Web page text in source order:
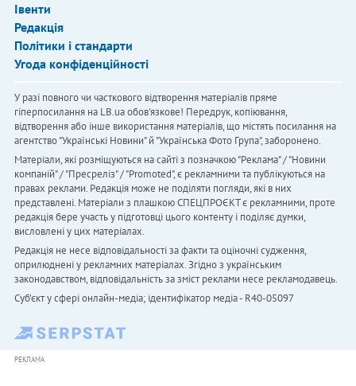
Івенти
Редакція
Політики і стандарти
Угода конфіденційності
У разі повного чи часткового відтворення матеріалів пряме
гіперпосилання на LB.ua обов'язкове! Передрук, копіювання,
відтворення або інше використання матеріалів, що містять посилання на
агентство "Українськi Новини" й "Українська Фото Група", заборонено.
Матеріали, які розміщуються на сайті з позначкою "Реклама" / "Новини
компаній" / "Пресреліз" / "Promoted", є рекламними та публікуються на
правах реклами. Редакція може не поділяти погляди, які в них
представлені. Матеріали з плашкою СПЕЦПРОЄКТ є рекламними, проте
редакція бере участь у підготовці цього контенту і поділяє думки,
висловлені у цих матеріалах.
Редакція не несе відповідальності за факти та оціночні судження,
оприлюднені у рекламних матеріалах. Згідно з українським
законодавством, відповідальність за зміст реклами несе рекламодавець.
Cуб'єкт у сфері онлайн-медіа; ідентифікатор медіа - R40-05097
РЕКЛАМА